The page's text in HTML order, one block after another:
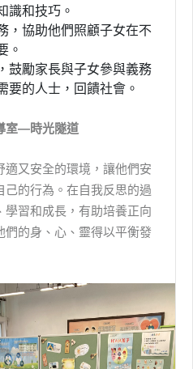
識和技巧。
，協助他們照顧子女在不
。
鼓勵家長與子女參與義務
要的人士，回饋社會。
室—時光隧道
適又安全的環境，讓他們安
己的行為。在自我反思的過
習和成長，有助培養正向
們的身、心、靈得以平衡發